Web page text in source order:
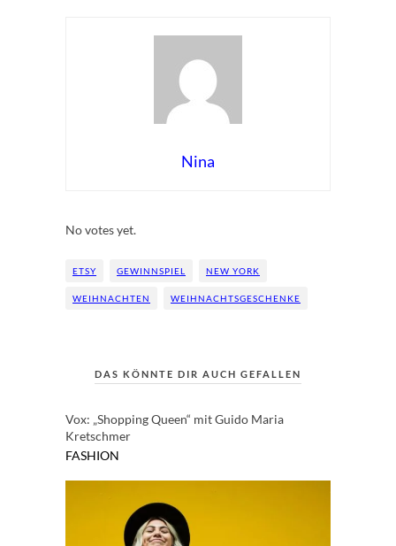
Nina
No votes yet.
ETSY GEWINNSPIEL NEW YORK
WEIHNACHTEN WEIHNACHTSGESCHENKE
DAS KÖNNTE DIR AUCH GEFALLEN
Vox: „Shopping Queen“ mit Guido Maria
Kretschmer
FASHION